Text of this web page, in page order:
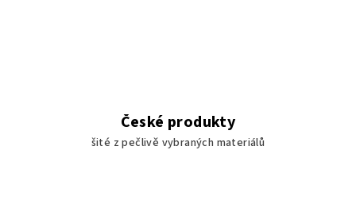
k
y
České produkty
šité z pečlivě vybraných materiálů